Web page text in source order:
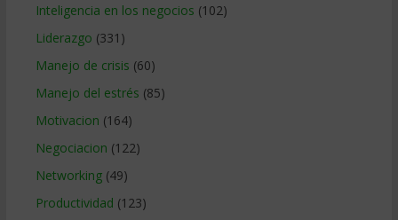
Inteligencia en los negocios (102)
Liderazgo (331)
Manejo de crisis (60)
Manejo del estrés (85)
Motivacion (164)
Negociacion (122)
Networking(49)
Productividad (123)